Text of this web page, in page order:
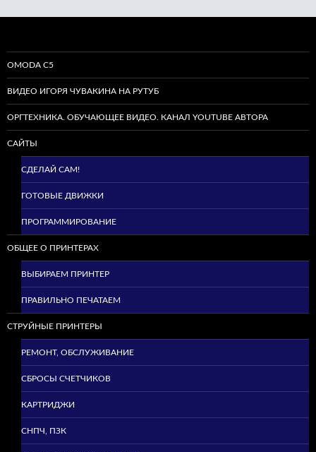
OMODA C5
ВИДЕО ИГОРЯ ЧУВАКИНА НА РУТУБ
ОРГТЕХНИКА. ОБУЧАЮЩЕЕ ВИДЕО. КАНАЛ YOUTUBE АВТОРА
САЙТЫ
СДЕЛАЙ САМ!
ГОТОВЫЕ ДВИЖКИ
ПРОГРАММИРОВАНИЕ
ОБЩЕЕ О ПРИНТЕРАХ
ВЫБИРАЕМ ПРИНТЕР
ПРАВИЛЬНО ПЕЧАТАЕМ
СТРУЙНЫЕ ПРИНТЕРЫ
РЕМОНТ, ОБСЛУЖИВАНИЕ
СБРОСЫ СЧЕТЧИКОВ
КАРТРИДЖИ
СНПЧ, ПЗК